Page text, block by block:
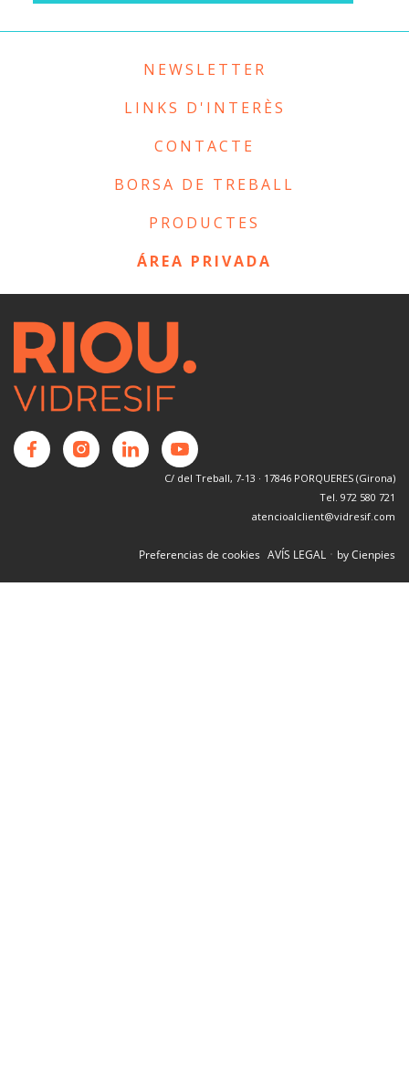
NEWSLETTER
LINKS D'INTERÈS
CONTACTE
BORSA DE TREBALL
PRODUCTES
ÁREA PRIVADA
C/ del Treball, 7-13 · 17846 PORQUERES (Girona)
Tel. 972 580 721
atencioalclient@vidresif.com
Preferencias de cookies AVÍS LEGAL · by Cienpies